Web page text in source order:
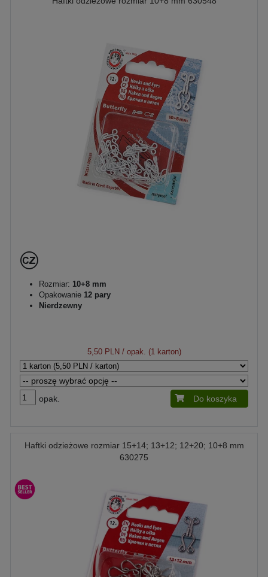
Rozmiar: 10+8 mm
Opakowanie 12 pary
Nierdzewny
5,50 PLN/ opak. (1 karton)
opak. Do koszyka
Haftki odzieżowe rozmiar 15+14; 13+12; 12+20; 10+8 mm
630275